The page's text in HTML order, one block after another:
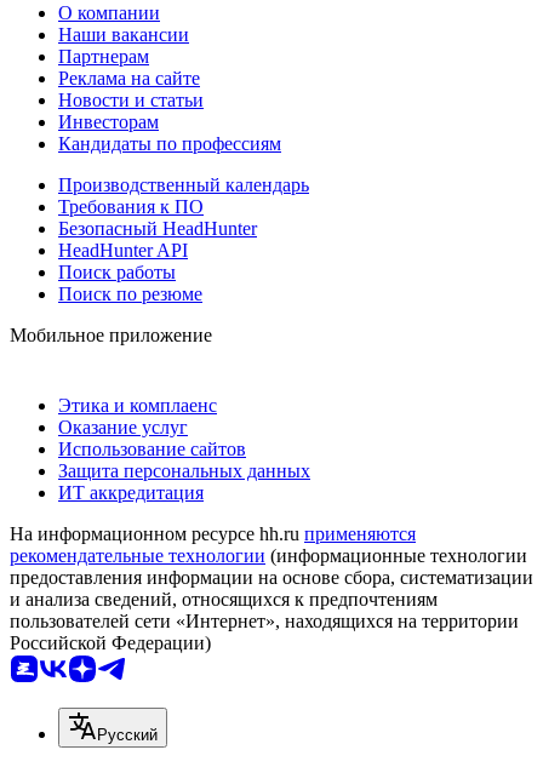
О компании
Наши вакансии
Партнерам
Реклама на сайте
Новости и статьи
Инвесторам
Кандидаты по профессиям
Производственный календарь
Требования к ПО
Безопасный HeadHunter
HeadHunter API
Поиск работы
Поиск по резюме
Мобильное приложение
Этика и комплаенс
Оказание услуг
Использование сайтов
Защита персональных данных
ИТ аккредитация
На информационном ресурсе hh.ru применяются
рекомендательные технологии (информационные технологии
предоставления информации на основе сбора, систематизации
и анализа сведений, относящихся к предпочтениям
пользователей сети «Интернет», находящихся на территории
Российской Федерации)
Русский